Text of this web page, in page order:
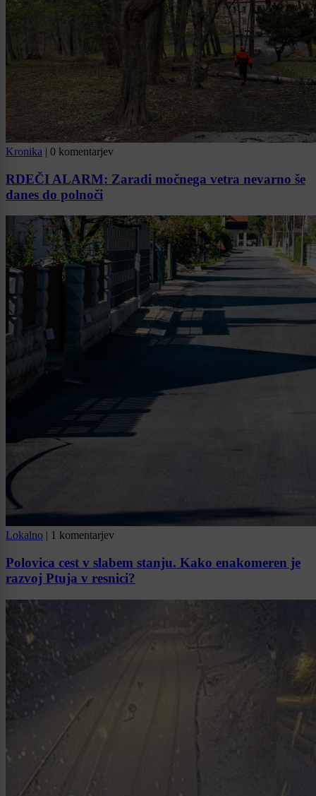
Kronika | 0 komentarjev
RDEČI ALARM: Zaradi močnega vetra nevarno še
danes do polnoči
Lokalno | 1 komentarjev
Polovica cest v slabem stanju. Kako enakomeren je
razvoj Ptuja v resnici?